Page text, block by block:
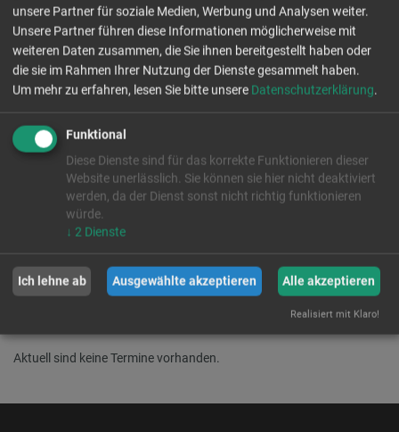
15.00 Uhr
TSV I - FC Walkertshofen
Die Erste braucht dringend Punkte, ging aber in den letzten beiden
einer Woche (das Teisbach-Spiel wurde kurzfristig getauscht) muss
der Knoten einfach platzen. Weil der Einsatz stimmt, und auch
spielerische Lösungen gefunden werden, besteht trotz der prekären
Tabellensituation noch Hoffnung, dass das Ruder herumgerissen
Veranstaltungen
Aktuell sind keine Termine vorhanden.
unsere Partner für soziale Medien, Werbung und Analysen weiter.
Unsere Partner führen diese Informationen möglicherweise mit
weiteren Daten zusammen, die Sie ihnen bereitgestellt haben oder
die sie im Rahmen Ihrer Nutzung der Dienste gesammelt haben.
Um mehr zu erfahren, lesen Sie bitte unsere Datenschutzerklärung.
Funktional
Diese Dienste sind für das korrekte Funktionieren dieser
Website unerlässlich. Sie können sie hier nicht deaktiviert
werden, da der Dienst sonst nicht richtig funktionieren
würde.
↓ 2 Dienste
Ich lehne ab Ausgewählte akzeptieren Alle akzeptieren
Realisiert mit Klaro!